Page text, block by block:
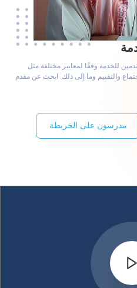
للخدمة وفقًا لمعايير مختلفة مثل
والتقييم وما إلى ذلك. ابحث عن مقدم
مدرسون على الخريطة